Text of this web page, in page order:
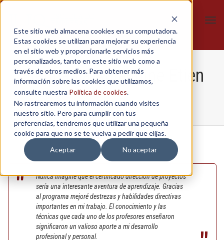
Este sitio web almacena cookies en su computadora.
Estas cookies se utilizan para mejorar su experiencia
en el sitio web y proporcionarle servicios más
personalizados, tanto en este sitio web como a
través de otros medios. Para obtener más
información sobre las cookies que utilizamos,
consulte nuestra Política de cookies.
No rastrearemos tu información cuando visites
nuestro sitio. Pero para cumplir con tus
preferencias, tendremos que utilizar una pequeña
cookie para que no se te vuelva a pedir que elijas.
Aceptar
No aceptar
Stephania Amandine Etien
Home / Dirección de Proyectos / Stephania Amandine Etien
Nunca imaginé que el certificado dirección de proyectos
sería una interesante aventura de aprendizaje. Gracias
al programa mejoré destrezas y habilidades directivas
importantes en mi trabajo. El conocimiento y las
técnicas que cada uno de los profesores enseñaron
significaron un valioso aporte a mi desarrollo
profesional y personal.